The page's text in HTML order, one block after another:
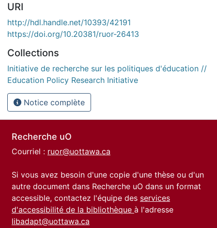
URI
http://hdl.handle.net/10393/42191
https://doi.org/10.20381/ruor-26413
Collections
Initiative de recherche sur les politiques d'éducation //
Education Policy Research Initiative
Notice complète
Recherche uO
Courriel : ruor@uottawa.ca
Si vous avez besoin d'une copie d'une thèse ou d'un
autre document dans Recherche uO dans un format
accessible, contactez l'équipe des services
d'accessibilité de la bibliothèque à l'adresse
libadapt@uottawa.ca